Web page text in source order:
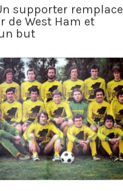
supporter remplace
de West Ham et
but